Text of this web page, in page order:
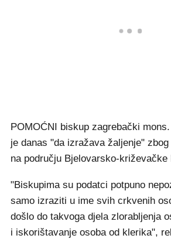
POMOĆNI biskup zagrebački
je danas "da izražava žaljenje"
na području Bjelovarsko-križevačke
"Biskupima su podatci potpuno
samo izraziti u ime svih crkvenih
došlo do takvoga djela zlorabljenja
i iskorištavanje osoba od klerika",